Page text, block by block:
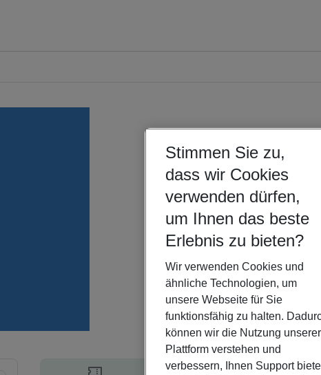
Stimmen Sie zu,
dass wir Cookies
verwenden dürfen,
um Ihnen das beste
Erlebnis zu bieten?
Wir verwenden Cookies und
ähnliche Technologien, um
unsere Webseite für Sie
funktionsfähig zu halten.
können wir die Nutzung unserer
Plattform verstehen und
verbessern, Ihnen Support